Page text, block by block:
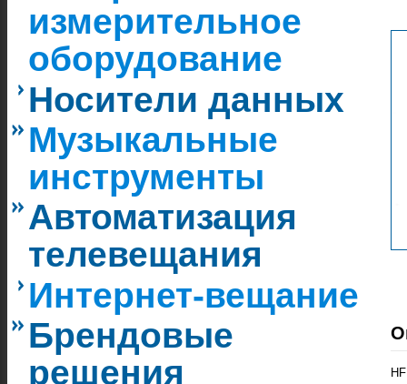
измерительное
оборудование
Носители данных
Музыкальные
инструменты
Автоматизация
телевещания
Интернет-вещание
Брендовые
решения